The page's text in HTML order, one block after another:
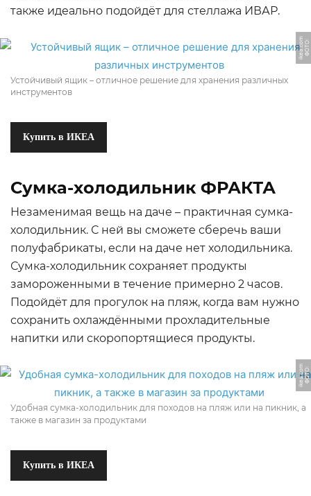
также идеально подойдёт для стеллажа ИВАР.
Ф
О
Т
О:
i
k
e
a.
c
o
m
Устойчивый ящик – отличное решение для хранения различных
инструментов
Купить в ИКЕА
Сумка-холодильник ФРАКТА
Незаменимая вещь на даче – практичная сумка-
холодильник. С ней вы сможете сберечь ваши
полуфабрикаты, если на даче нет холодильника.
Сумка-холодильник сохраняет продукты
замороженными в течение примерно 2 часов.
Подойдёт для прогулок на пляж, когда вам нужно
сохранить охлаждёнными прохладительные
напитки или скоропортящиеся продукты.
Ф
О
Т
О:
i
k
e
a.
c
o
m
Удобная сумка-холодильник для походов на пляж или на пикник, а
также в магазин за продуктами
Купить в ИКЕА